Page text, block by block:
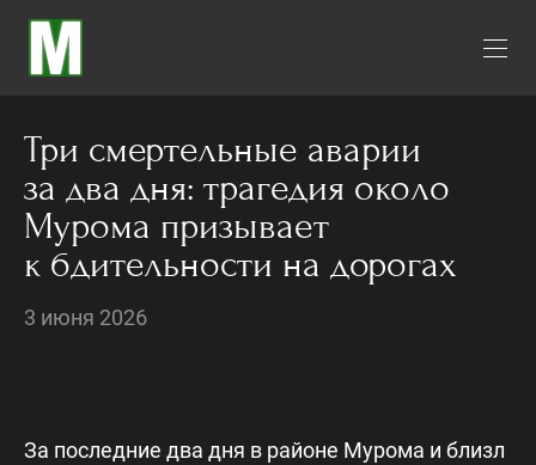
Три смертельные аварии
за два дня: трагедия около
Мурома призывает
к бдительности на дорогах
3 июня 2026
За последние два дня в районе Мурома и близл